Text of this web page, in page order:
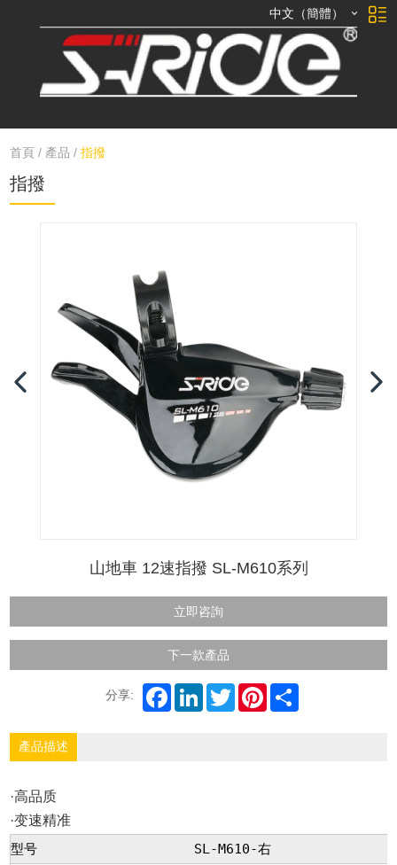
中文（簡體）
首頁 / 產品 /指撥
指撥
山地車 12速指撥 SL-M610系列
立即咨詢
下一款產品
分享:
產品描述
·高品质
·变速精准
型号
SL-M610-右